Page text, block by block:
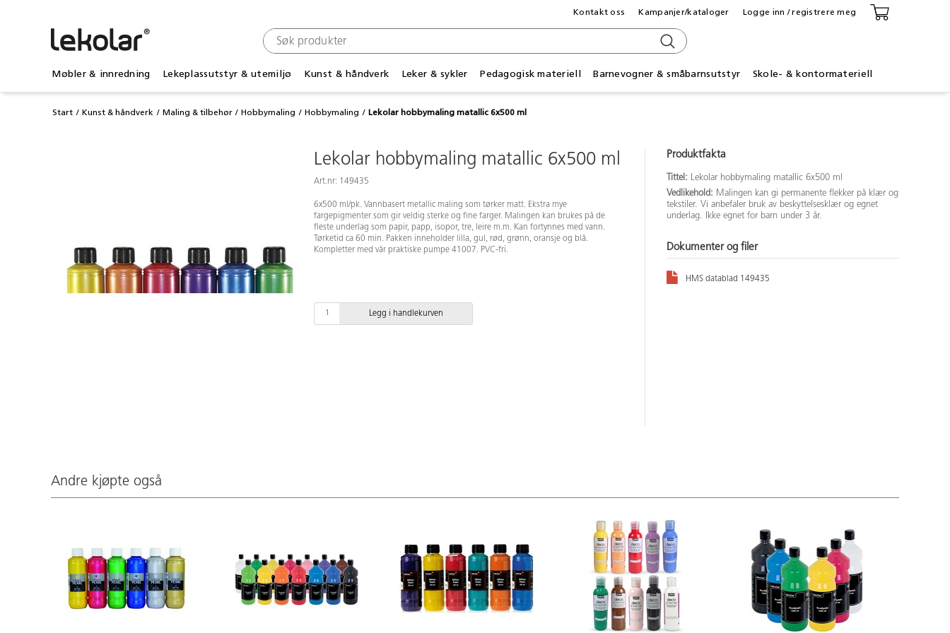
Møbler & innredning Lekeplassutstyr & utemiljø Kunst & håndverk Leker & sykler Pedagogisk materiell Barnevogner & småbarnsutstyr Skole- & kontormateriell
Kontakt oss Kampanjer/kataloger Logge inn / registrere meg
Start Kunst & håndverk Maling & tilbehør Hobbymaling Hobbymaling Lekolar hobbymaling matallic 6x500 ml
Lekolar hobbymaling matallic 6x500 ml
Art.nr: 149435
6x500 ml/pk. Vannbasert metallic maling som tørker matt. Ekstra mye
fargepigmenter som gir veldig sterke og fine farger. Malingen kan brukes på de
fleste underlag som papir, papp, isopor, tre, leire m.m. Kan fortynnes med vann.
Tørketid ca 60 min. Pakken inneholder lilla, gul, rød, grønn, oransje og blå.
Kompletter med vår praktiske pumpe 41007. PVC-fri.
Legg i handlekurven
Produktfakta
Tittel: Lekolar hobbymaling matallic 6x500 ml
Vedlikehold: Malingen kan gi permanente flekker på klær og
tekstiler. Vi anbefaler bruk av beskyttelsesklær og egnet
underlag. Ikke egnet for barn under 3 år.
Dokumenter og filer
HMS datablad 149435
Andre kjøpte også